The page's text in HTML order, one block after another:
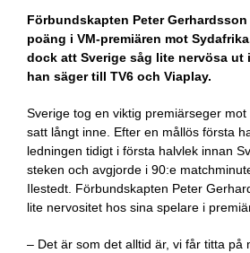
Förbundskapten Peter
poäng i VM-premiären mot
dock att Sverige såg lite nervösa ut
han säger till TV6 och Viaplay.
Sverige tog en viktig premiärseger
satt långt inne. Efter en mållös första
ledningen tidigt i första halvlek innan
steken och avgjorde i 90:e
Ilestedt. Förbundskapten Peter
lite nervositet hos sina spelare i
– Det är som det alltid är, vi får titta på